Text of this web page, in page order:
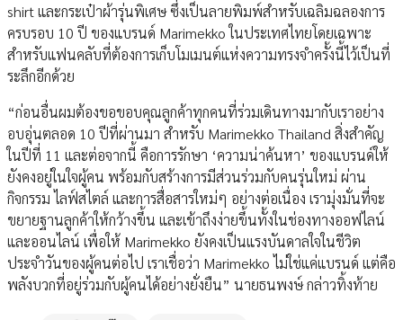
shirt และกระเป๋าผ้ารุ่นพิเศษ ซึ่งเป็นลายพิมพ์สำหรับเฉลิมฉลองการ
ครบรอบ 10 ปี ของแบรนด์ Marimekko ในประเทศไทยโดยเฉพาะ
สำหรับแฟนคลับที่ต้องการเก็บโมเมนต์แห่งความทรงจำครั้งนี้ไว้เป็นที่
ระลึกอีกด้วย
“ก่อนอื่นผมต้องขอขอบคุณลูกค้าทุกคนที่ร่วมเดินทางมากับเราอย่าง
อบอุ่นตลอด 10 ปีที่ผ่านมา สำหรับ Marimekko Thailand สิ่งสำคัญ
ในปีที่ 11 และต่อจากนี้ คือการรักษา ‘ความน่าค้นหา’ ของแบรนด์ให้
ยังคงอยู่ในใจผู้คน พร้อมกับสร้างการมีส่วนร่วมกับคนรุ่นใหม่ ผ่าน
กิจกรรม ไลฟ์สไตล์ และการสื่อสารใหม่ๆ อย่างต่อเนื่อง เรามุ่งมั่นที่จะ
ขยายฐานลูกค้าให้กว้างขึ้น และเข้าถึงง่ายขึ้นทั้งในช่องทางออฟไลน์
และออนไลน์ เพื่อให้ Marimekko ยังคงเป็นแรงบันดาลใจในชีวิต
ประจำวันของผู้คนต่อไป เราเชื่อว่า Marimekko ไม่ใช่แค่แบรนด์ แต่คือ
พลังบวกที่อยู่ร่วมกับผู้คนได้อย่างยั่งยืน” นายธนพงษ์ กล่าวทิ้งท้าย